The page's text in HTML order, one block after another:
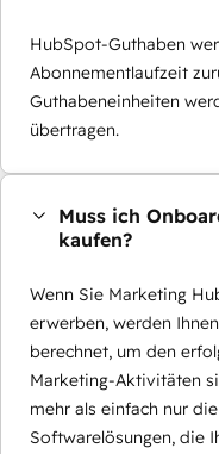
HubSpot-Guthaben
Abonnementlaufzeit
Guthabeneinheiten
übertragen.
Muss ich
kaufen?
Wenn Sie Marketing
erwerben, werden
berechnet, um den
Marketing-Aktivitäten
mehr als einfach nur
Softwarelösungen, die